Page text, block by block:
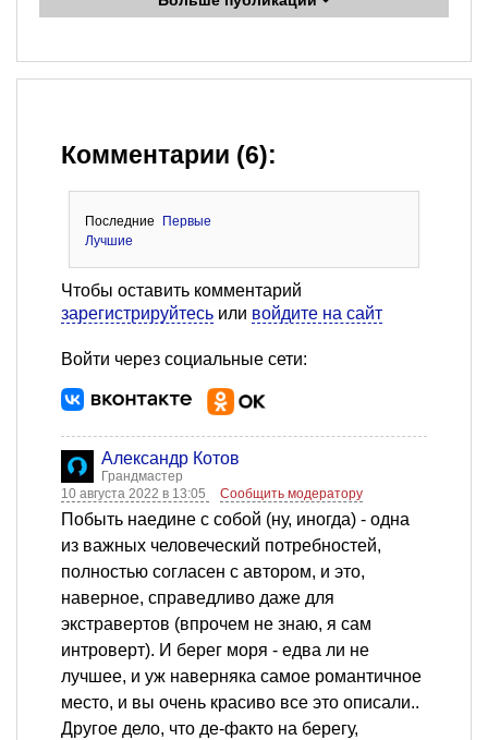
Комментарии (6):
Последние
Первые
Лучшие
Чтобы оставить комментарий
зарегистрируйтесь или войдите на сайт
Войти через социальные сети:
Александр Котов
Грандмастер
10 августа 2022 в 13:05
Сообщить модератору
Побыть наедине с собой (ну, иногда) - одна
из важных человеческий потребностей,
полностью согласен с автором, и это,
наверное, справедливо даже для
экстравертов (впрочем не знаю, я сам
интроверт). И берег моря - едва ли не
лучшее, и уж наверняка самое романтичное
место, и вы очень красиво все это описали..
Другое дело, что де-факто на берегу,